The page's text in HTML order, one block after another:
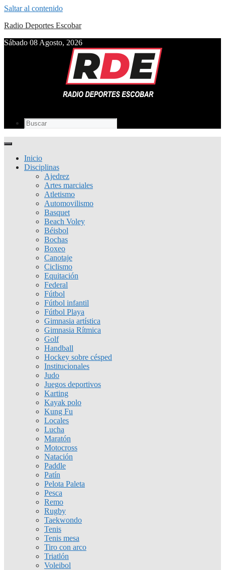
Saltar al contenido
Radio Deportes Escobar
Sábado 08 Agosto, 2026
Inicio
Disciplinas
Ajedrez
Artes marciales
Atletismo
Automovilismo
Basquet
Beach Voley
Béisbol
Bochas
Boxeo
Canotaje
Ciclismo
Equitación
Federal
Fútbol
Fútbol infantil
Fútbol Playa
Gimnasia artística
Gimnasia Rítmica
Golf
Handball
Hockey sobre césped
Institucionales
Judo
Juegos deportivos
Karting
Kayak polo
Kung Fu
Locales
Lucha
Maratón
Motocross
Natación
Paddle
Patín
Pelota Paleta
Pesca
Remo
Rugby
Taekwondo
Tenis
Tenis mesa
Tiro con arco
Triatlón
Voleibol